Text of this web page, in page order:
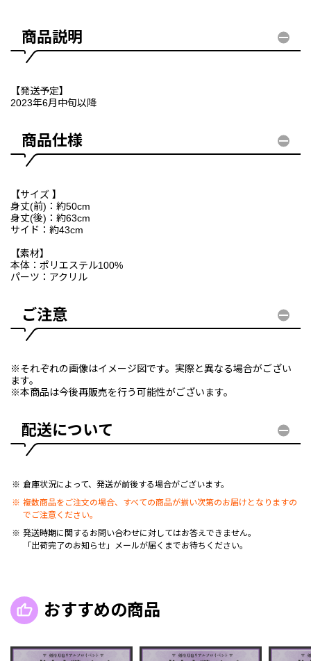
商品説明
【発送予定】
2023年6月中旬以降
商品仕様
【サイズ 】
身丈(前)：約50cm
身丈(後)：約63cm
サイド：約43cm
【素材】
本体：ポリエステル100%
パーツ：アクリル
ご注意
※それぞれの画像はイメージ図です。実際と異なる場合がござい
ます。
※本商品は今後再販売を行う可能性がございます。
配送について
倉庫状況によって、発送が前後する場合がございます。
複数商品をご注文の場合、すべての商品が揃い次第のお届けとなりますの
でご注意ください。
発送時期に関するお問い合わせに対してはお答えできません。
「出荷完了のお知らせ」メールが届くまでお待ちください。
おすすめの商品